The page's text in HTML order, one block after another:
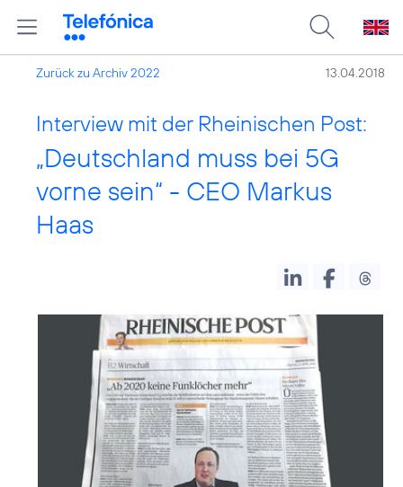
Zurück zu Archiv 2022 13.04.2018
Interview mit der Rheinischen Post:
„Deutschland muss bei 5G
vorne sein“ - CEO Markus
Haas